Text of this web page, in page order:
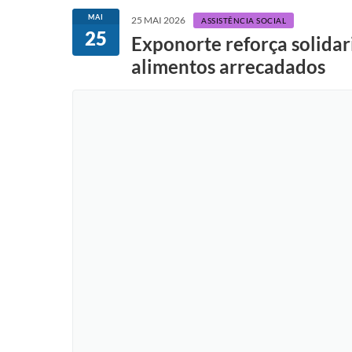
MAI
25
25 MAI 2026 ASSISTÊNCIA SOCIAL
Exponorte reforça
alimentos arrecadados